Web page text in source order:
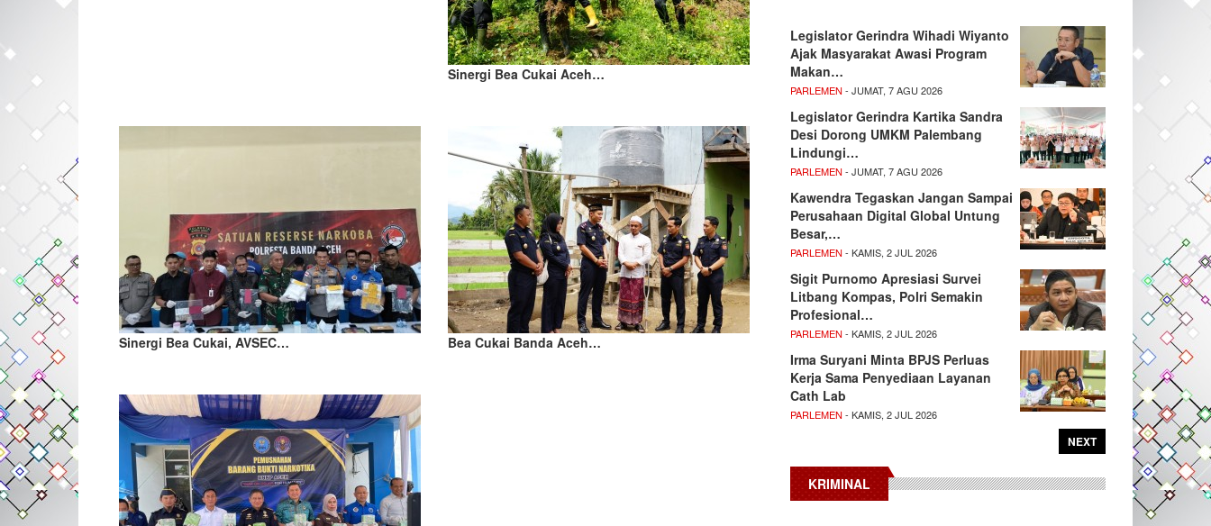
Sinergi Bea Cukai Aceh…
Sinergi Bea Cukai, AVSEC… Bea Cukai Banda Aceh…
Legislator Gerindra Wihadi Wiyanto
Ajak Masyarakat Awasi Program
Makan…
PARLEMEN - JUMAT, 7 AGU 2026
Legislator Gerindra Kartika Sandra
Desi Dorong UMKM Palembang
Lindungi…
PARLEMEN - JUMAT, 7 AGU 2026
Kawendra Tegaskan Jangan Sampai
Perusahaan Digital Global Untung
Besar,…
PARLEMEN - KAMIS, 2 JUL 2026
Sigit Purnomo Apresiasi Survei
Litbang Kompas, Polri Semakin
Profesional…
PARLEMEN - KAMIS, 2 JUL 2026
Irma Suryani Minta BPJS Perluas
Kerja Sama Penyediaan Layanan
Cath Lab
PARLEMEN - KAMIS, 2 JUL 2026
NEXT
KRIMINAL